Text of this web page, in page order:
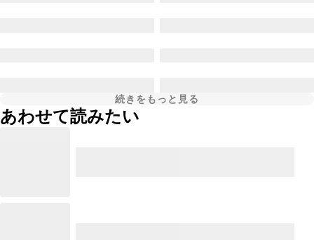
続きをもっと見る
あわせて読みたい